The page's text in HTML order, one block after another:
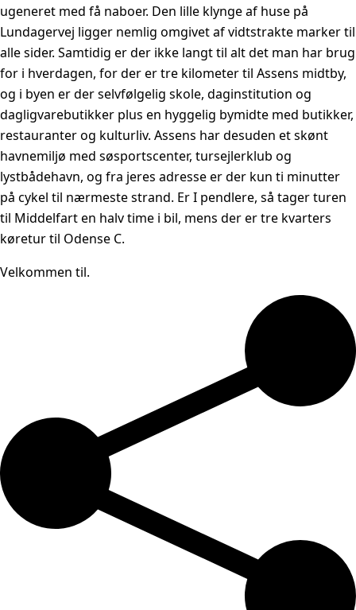
ugeneret med få naboer. Den lille klynge af huse på
Lundagervej ligger nemlig omgivet af vidtstrakte marker til
alle sider. Samtidig er der ikke langt til alt det man har brug
for i hverdagen, for der er tre kilometer til Assens midtby,
og i byen er der selvfølgelig skole, daginstitution og
dagligvarebutikker plus en hyggelig bymidte med butikker,
restauranter og kulturliv. Assens har desuden et skønt
havnemiljø med søsportscenter, tursejlerklub og
lystbådehavn, og fra jeres adresse er der kun ti minutter
på cykel til nærmeste strand. Er I pendlere, så tager turen
til Middelfart en halv time i bil, mens der er tre kvarters
køretur til Odense C.
Velkommen til.